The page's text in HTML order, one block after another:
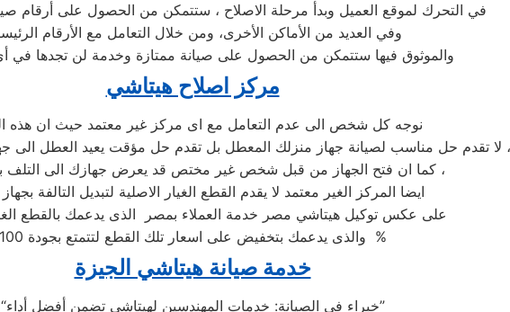
في التحرك لموقع العميل وبدأ مرحلة الاصلاح ، ستتمكن من الحصول على أرقام
وفي العديد من الأماكن الأخرى، ومن خلال التعامل مع الأرقام
والموثوق فيها ستتمكن من الحصول على صيانة ممتازة وخدمة لن تجدها في
مركز اصلاح هيتاشي
نوجه كل شخص الى عدم التعامل مع اى مركز غير معتمد حيث ان هذه
لا تقدم حل مناسب لصيانة جهاز منزلك المعطل بل تقدم حل مؤقت يعيد العطل الى جهازك بعد فترة قصيرة ،
كما ان فتح الجهاز من قبل شخص غير مختص قد يعرض جهازك الى التلف بشكل كلي ،
ايضا المركز الغير معتمد لا يقدم القطع الغيار الاصلية لتبديل التالفة
على عكس توكيل هيتاشي مصر خدمة العملاء بمصر الذى يدعمك بالقطع
والذى يدعمك بتخفيض على اسعار تلك القطع لتتمتع بجودة 100 %
خدمة صيانة هيتاشي الجيزة
“خبراء في الصيانة: خدمات المهندسين لهيتاشي تضمن أفضل أداء”